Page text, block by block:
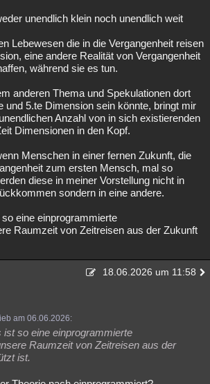
unendlich klein noch unendlich weit
Lebewesen die in die Vergangenheit reisen
eine andere Realität von Vergangenheit
während sie es tun.
anderen Thema und Spekulationen dort
und 5.te Dimension sein könnte, bringt mir
Anzahl von in sich existierenden
Dimensionen in den Kopf.
Menschen in einer fernen Zukunft, die
zum ersten Mensch, mal so
diese in meiner Vorstellung nicht in
sondern in eine andere.
eine einprogrammierte
Raumzeit von Zeitreisen aus der Zukunft
18.06.2026 um 11:58
am 06.06.2026:
so eine einprogrammierte
Raumzeit von Zeitreisen aus der
ist.